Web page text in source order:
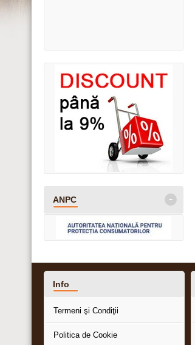
ANPC -
Info
Termeni şi Condiţii
Politica de Cookie